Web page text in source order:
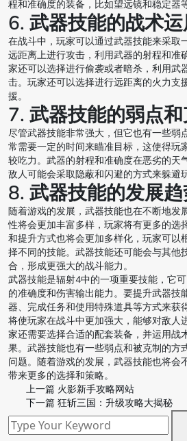
程和准确度的装备，比如望远镜和稳定器等
6. 武器技能的战术运
在战斗中，玩家可以通过武器技能来采取
远距离上进行攻击，利用武器的射程和准
家还可以选择进行偷袭或者暗杀，利用武
击。玩家还可以选择进行远距离的火力支
援。
7. 武器技能的弱点
尽管武器技能非常强大，但它也有一些弱
常需要一定的时间来瞄准目标，这使得玩
较吃力。武器的射程和准确度在恶劣的天
敌人可能会采取隐蔽和闪避的方式来躲避
8. 武器技能的发展
随着游戏的发展，武器技能也在不断地发
性将会更加丰富多样，玩家将有更多的选
和提升方式也将会更加多样化，玩家可以
择不同的技能。武器技能还可能会与其他
合，形成更强大的战斗能力。
武器技能是辐射4中的一项重要技能，它
的准确度和伤害输出能力。要提升武器技
器、完成任务和使用特殊道具等方式来获
将使玩家在战斗中更加强大，能够对敌人
家还需要选择合适的配套装备，并运用战
果。武器技能也有一些弱点和被克制的方
问题。随着游戏的发展，武器技能也将会
带来更多的选择和策略。
上一篇 火影新手攻略网站
下一篇 狂斩三国：升级攻略大揭秘